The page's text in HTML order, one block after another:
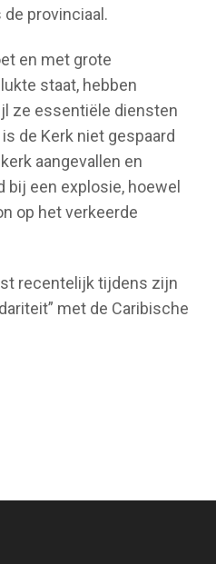
provinciaal.
en met grote
staat, hebben
ze essentiële diensten
de Kerk niet gespaard
aangevallen en
bij een explosie, hoewel
op het verkeerde
recentelijk tijdens zijn
met de Caribische